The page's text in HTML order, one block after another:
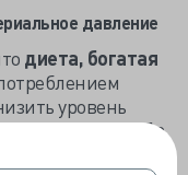
давление
диета, богатая
уровень
ртутного столба.
уровень